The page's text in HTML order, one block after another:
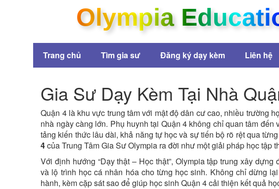
Olympia
Trang chủ Tìm gia sư Đăng ký dạy kèm Liên hệ
Gia Sư Dạy Kèm Tại Nhà
Quận 4 là khu vực trung tâm với mật độ dân cư cao, nhiều trường
nhà ngày càng lớn. Phụ huynh tại Quận 4 không chỉ quan tâm đến
tảng kiến thức lâu dài, khả năng tự học và sự tiến bộ rõ rệt qua
4của Trung Tâm Gia Sư Olympia ra đời như một giải pháp học tập
Với định hướng “Dạy thật – Học thật”, Olympia tập trung xây
và lộ trình học cá nhân hóa cho từng học sinh. Không chỉ dừng
hành, kèm cặp sát sao để giúp học sinh Quận 4 cải thiện kết quả